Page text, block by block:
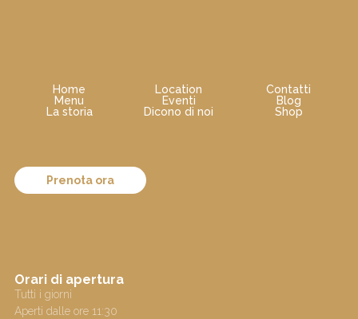
Home Location
Contatti
Menu
Eventi
Blog
La storia
Dicono di noi Shop
Prenota ora
Orari di apertura
Tutti i giorni
Aperti dalle ore 11:30